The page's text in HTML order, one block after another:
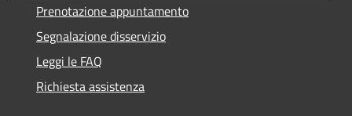
Prenotazione appuntamento
Segnalazione disservizio
Leggi le FAQ
Richiesta assistenza